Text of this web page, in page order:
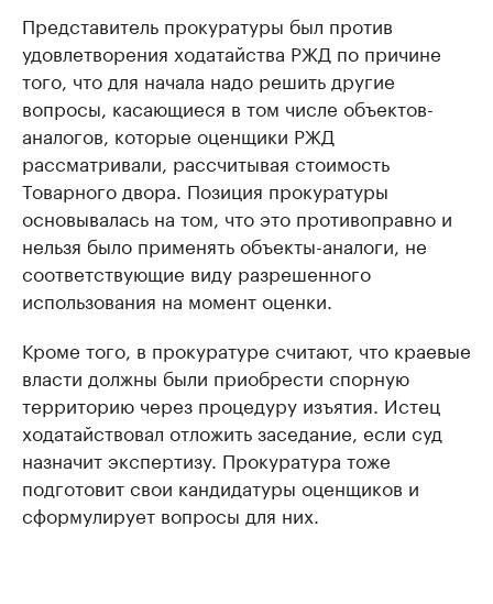
Представитель прокуратуры был против
удовлетворения ходатайства РЖД по причине
того, что для начала надо решить другие
вопросы, касающиеся в том числе объектов-
аналогов, которые оценщики РЖД
рассматривали, рассчитывая стоимость
Товарного двора. Позиция прокуратуры
основывалась на том, что это противоправно и
нельзя было применять объекты-аналоги, не
соответствующие виду разрешенного
использования на момент оценки.
Кроме того, в прокуратуре считают, что краевые
власти должны были приобрести спорную
территорию через процедуру изъятия. Истец
ходатайствовал отложить заседание, если суд
назначит экспертизу. Прокуратура тоже
подготовит свои кандидатуры оценщиков и
сформулирует вопросы для них.